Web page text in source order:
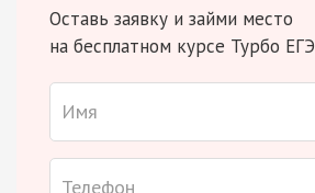
Оставь заявку и займи место
на бесплатном курсе Турбо ЕГЭ